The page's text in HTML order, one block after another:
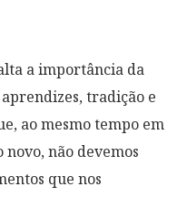
a importância da
tradição e
ao mesmo tempo em
não devemos
que nos